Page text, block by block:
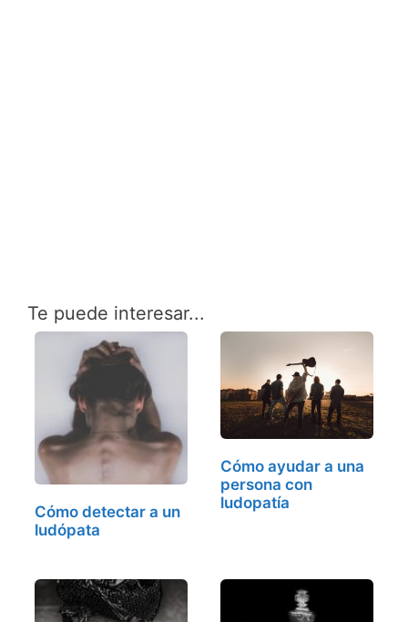
Te puede interesar...
Cómo detectar a un
ludópata
Cómo ayudar a una
persona con
ludopatía